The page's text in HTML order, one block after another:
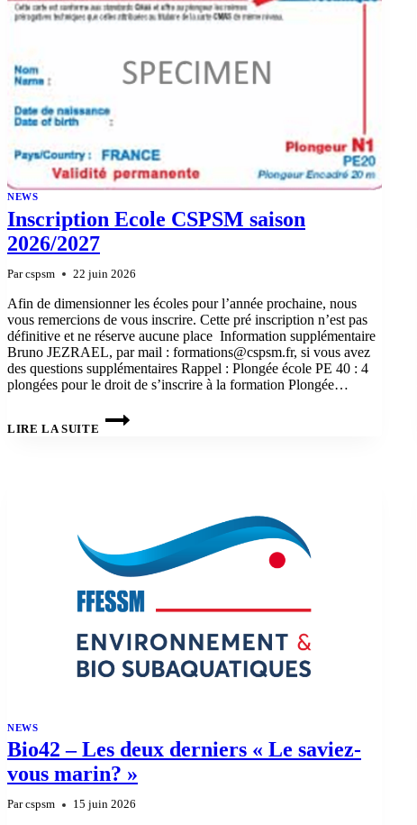
NOIR
NEWS
Inscription Ecole CSPSM saison
2026/2027
Par cspsm 22 juin 2026
Afin de dimensionner les écoles pour l’année prochaine, nous
vous remercions de vous inscrire. Cette pré inscription n’est pas
définitive et ne réserve aucune place Information supplémentaire
Bruno JEZRAEL, par mail : formations@cspsm.fr, si vous avez
des questions supplémentaires Rappel : Plongée école PE 40 : 4
plongées pour le droit de s’inscrire à la formation Plongée…
LIRE LA SUITE
INSCRIPTION
ECOLE
NEWS
Bio42 – Les deux derniers « Le saviez-
vous marin? »
Par cspsm 15 juin 2026